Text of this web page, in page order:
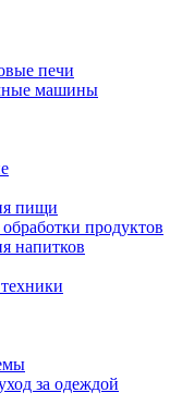
печи
машины
пищи
продуктов
напитков
за одеждой